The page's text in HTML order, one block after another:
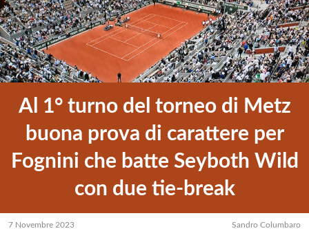
Al 1° turno del torneo di Metz
buona prova di carattere per
Fognini che batte Seyboth Wild
con due tie-break
7 Novembre 2023 Sandro Columbaro